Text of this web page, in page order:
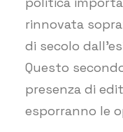
rinnovata
di secolo
Questo
presenza di
esporranno le